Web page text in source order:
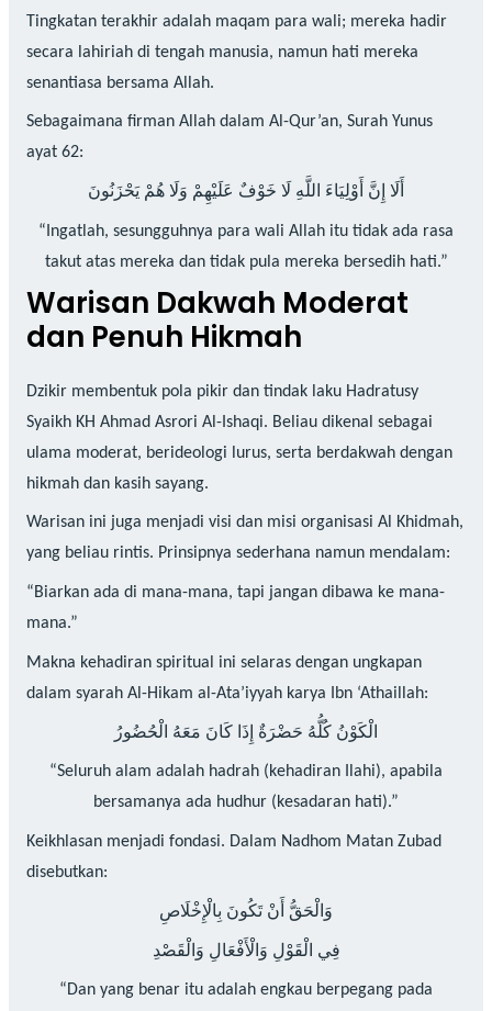
Tingkatan terakhir adalah maqam para wali; mereka hadir
secara lahiriah di tengah manusia, namun hati mereka
senantiasa bersama Allah.
Sebagaimana firman Allah dalam Al-Qur’an, Surah Yunus
ayat 62:
أَلَا إِنَّ أَوْلِيَاءَ اللَّهِ لَا خَوْفٌ عَلَيْهِمْ وَلَا هُمْ يَحْزَنُونَ
“Ingatlah, sesungguhnya para wali Allah itu tidak ada rasa
takut atas mereka dan tidak pula mereka bersedih hati.”
Warisan Dakwah Moderat
dan Penuh Hikmah
Dzikir membentuk pola pikir dan tindak laku Hadratusy
Syaikh KH Ahmad Asrori Al-Ishaqi. Beliau dikenal sebagai
ulama moderat, berideologi lurus, serta berdakwah dengan
hikmah dan kasih sayang.
Warisan ini juga menjadi visi dan misi organisasi Al Khidmah,
yang beliau rintis. Prinsipnya sederhana namun mendalam:
“Biarkan ada di mana-mana, tapi jangan dibawa ke mana-
mana.”
Makna kehadiran spiritual ini selaras dengan ungkapan
dalam syarah Al-Hikam al-Ata’iyyah karya Ibn ‘Athaillah:
الْكَوْنُ كُلُّهُ حَضْرَةٌ إِذَا كَانَ مَعَهُ الْحُضُورُ
“Seluruh alam adalah hadrah (kehadiran Ilahi), apabila
bersamanya ada hudhur (kesadaran hati).”
Keikhlasan menjadi fondasi. Dalam Nadhom Matan Zubad
disebutkan:
وَالْحَقُّ أَنْ تَكُونَ بِالْإِخْلَاصِ
فِي الْقَوْلِ وَالْأَفْعَالِ وَالْقَصْدِ
“Dan yang benar itu adalah engkau berpegang pada